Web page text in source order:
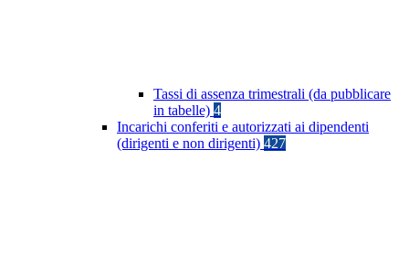
Tassi di assenza trimestrali (da pubblicare
in tabelle) 4
Incarichi conferiti e autorizzati ai dipendenti
(dirigenti e non dirigenti) 427